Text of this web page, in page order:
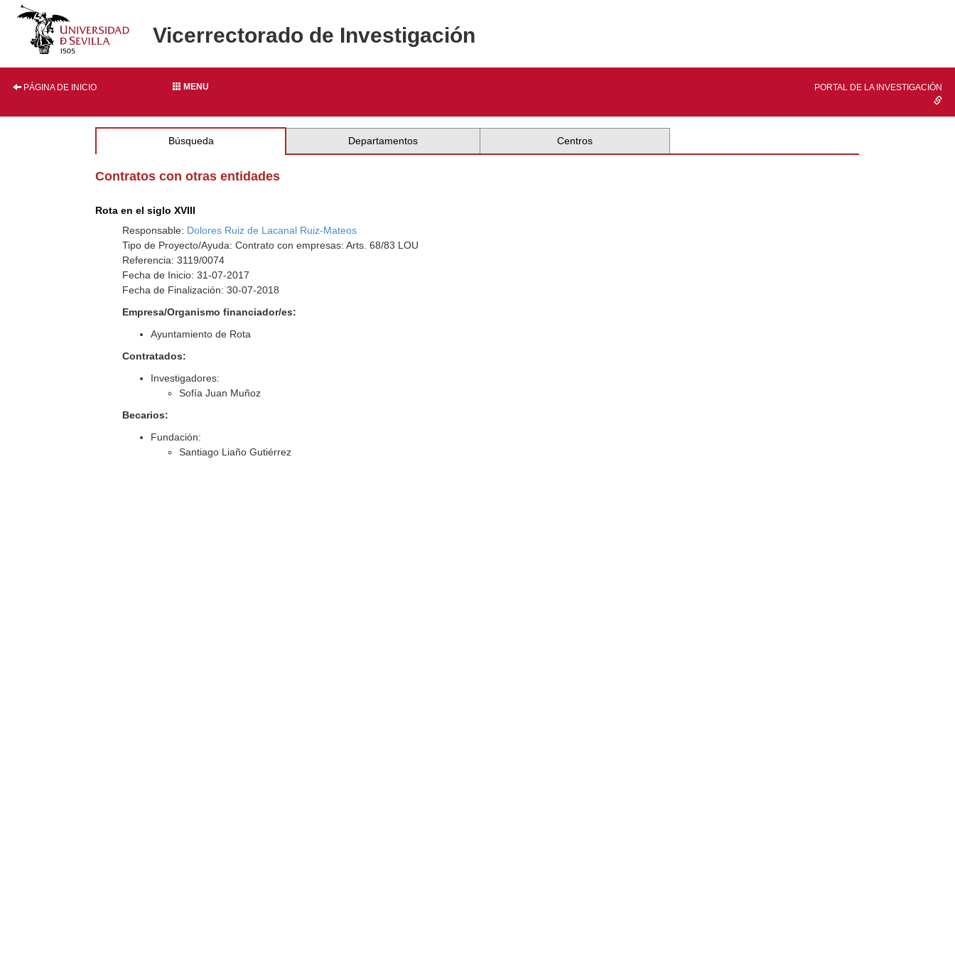
Vicerrectorado de Investigación
PÁGINA DE INICIO MENU PORTAL DE LA INVESTIGACIÓN
Búsqueda Departamentos Centros
Contratos con otras entidades
Rota en el siglo XVIII
Responsable: Dolores Ruiz de Lacanal Ruiz-Mateos
Tipo de Proyecto/Ayuda: Contrato con empresas: Arts. 68/83 LOU
Referencia: 3119/0074
Fecha de Inicio: 31-07-2017
Fecha de Finalización: 30-07-2018
Empresa/Organismo financiador/es:
Ayuntamiento de Rota
Contratados:
Investigadores:
Sofía Juan Muñoz
Becarios:
Fundación:
Santiago Liaño Gutiérrez